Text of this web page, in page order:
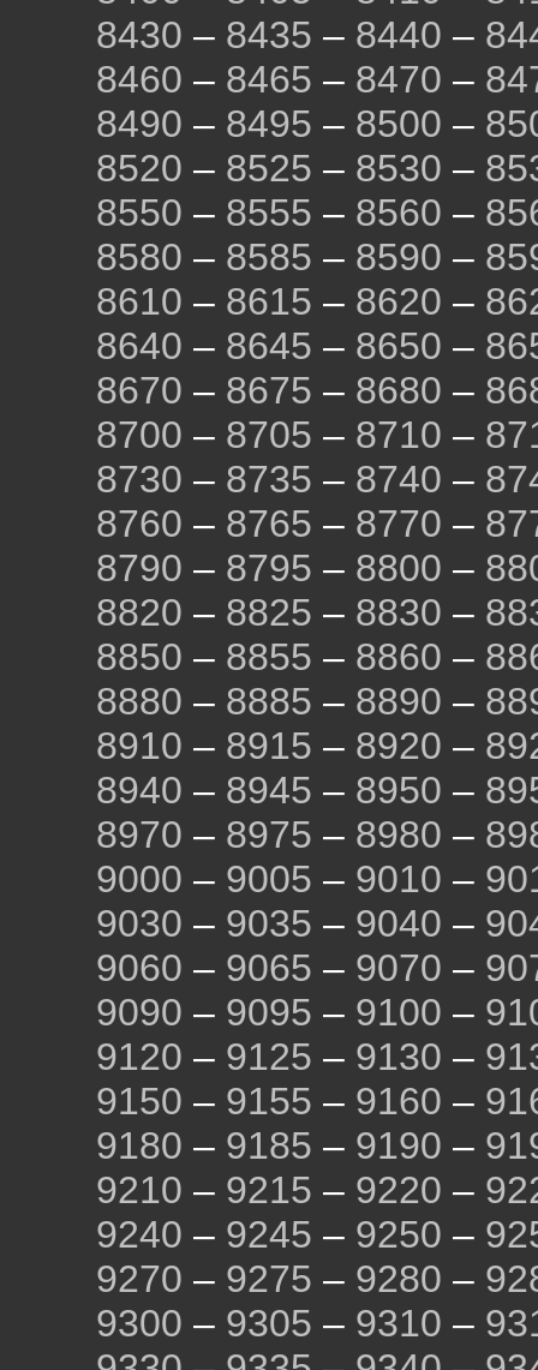
8430 – 8435 – 8440 –
8460 – 8465 – 8470 –
8490 – 8495 – 8500 –
8520 – 8525 – 8530 –
8550 – 8555 – 8560 –
8580 – 8585 – 8590 –
8610 – 8615 – 8620 –
8640 – 8645 – 8650 –
8670 – 8675 – 8680 –
8700 – 8705 – 8710 –
8730 – 8735 – 8740 –
8760 – 8765 – 8770 –
8790 – 8795 – 8800 –
8820 – 8825 – 8830 –
8850 – 8855 – 8860 –
8880 – 8885 – 8890 –
8910 – 8915 – 8920 –
8940 – 8945 – 8950 –
8970 – 8975 – 8980 –
9000 – 9005 – 9010 –
9030 – 9035 – 9040 –
9060 – 9065 – 9070 –
9090 – 9095 – 9100 –
9120 – 9125 – 9130 –
9150 – 9155 – 9160 –
9180 – 9185 – 9190 –
9210 – 9215 – 9220 –
9240 – 9245 – 9250 –
9270 – 9275 – 9280 –
9300 – 9305 – 9310 –